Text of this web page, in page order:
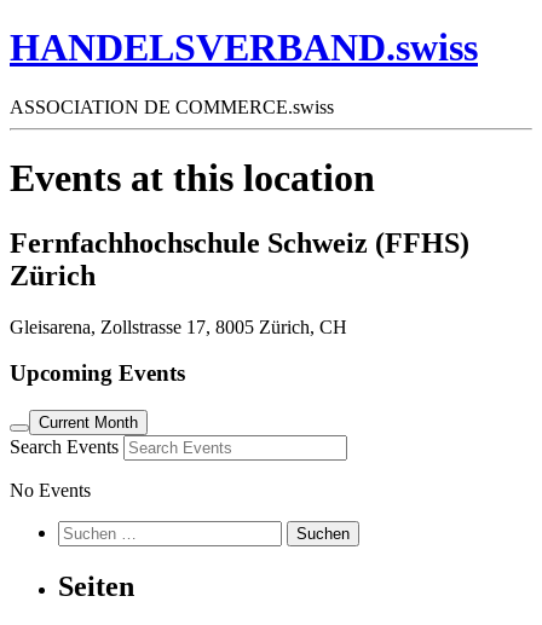
HANDELSVERBAND.swiss
ASSOCIATION DE COMMERCE.swiss
Events at this location
Fernfachhochschule Schweiz (FFHS)
Zürich
Gleisarena, Zollstrasse 17, 8005 Zürich, CH
Upcoming Events
Current Month
Search Events
No Events
Suchen
nach:
Seiten